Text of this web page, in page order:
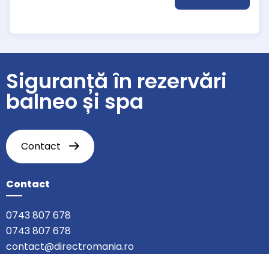
Siguranță în rezervări
balneo și spa
Contact
Contact
0743 807 678
0743 807 678
contact@directromania.ro